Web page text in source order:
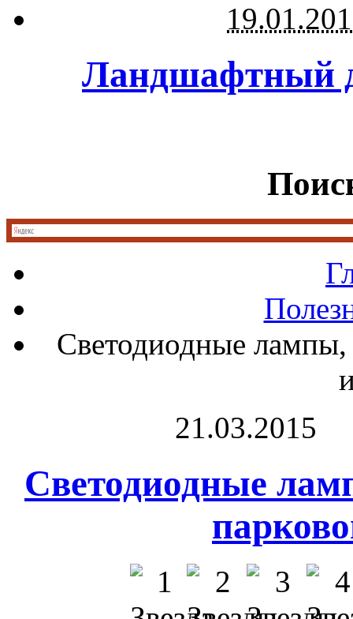
Ландшафтный
Светодиодные лампы,
21.03.2015
Светодиодные